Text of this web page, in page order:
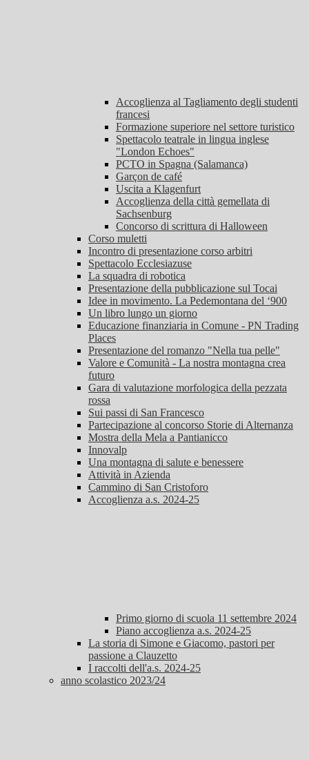
Accoglienza al Tagliamento degli studenti
francesi
Formazione superiore nel settore turistico
Spettacolo teatrale in lingua inglese
"London Echoes"
PCTO in Spagna (Salamanca)
Garçon de café
Uscita a Klagenfurt
Accoglienza della città gemellata di
Sachsenburg
Concorso di scrittura di Halloween
Corso muletti
Incontro di presentazione corso arbitri
Spettacolo Ecclesiazuse
La squadra di robotica
Presentazione della pubblicazione sul Tocai
Idee in movimento. La Pedemontana del ‘900
Un libro lungo un giorno
Educazione finanziaria in Comune - PN Trading
Places
Presentazione del romanzo "Nella tua pelle"
Valore e Comunità - La nostra montagna crea
futuro
Gara di valutazione morfologica della pezzata
rossa
Sui passi di San Francesco
Partecipazione al concorso Storie di Alternanza
Mostra della Mela a Pantianicco
Innovalp
Una montagna di salute e benessere
Attività in Azienda
Cammino di San Cristoforo
Accoglienza a.s. 2024-25
Primo giorno di scuola 11 settembre 2024
Piano accoglienza a.s. 2024-25
La storia di Simone e Giacomo, pastori per
passione a Clauzetto
I raccolti dell'a.s. 2024-25
anno scolastico 2023/24